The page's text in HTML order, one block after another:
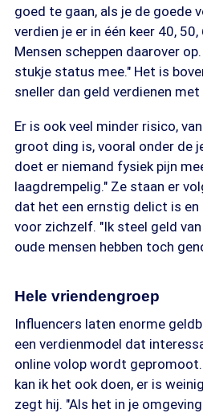
goed te gaan, als je de goede
verdien je er in één keer 40,
Mensen scheppen daarover
stukje status mee." Het is
sneller dan geld verdienen
Er is ook veel minder risico,
groot ding is, vooral onder de
doet er niemand fysiek pijn
laagdrempelig." Ze staan er
dat het een ernstig delict is
voor zichzelf. "Ik steel geld
oude mensen hebben toch
Hele vriendengroep
Influencers laten enorme
een verdienmodel dat
online volop wordt
kan ik het ook doen, er is
zegt hij. "Als het in je